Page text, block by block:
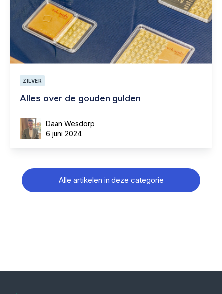
ZILVER
Alles over de gouden gulden
Daan Wesdorp
6 juni 2024
Alle artikelen in deze categorie